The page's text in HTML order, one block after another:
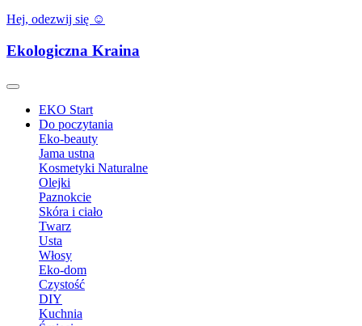
Hej, odezwij się ☺️
Ekologiczna Kraina
EKO Start
Do poczytania
Eko-beauty
Jama ustna
Kosmetyki Naturalne
Olejki
Paznokcie
Skóra i ciało
Twarz
Usta
Włosy
Eko-dom
Czystość
DIY
Kuchnia